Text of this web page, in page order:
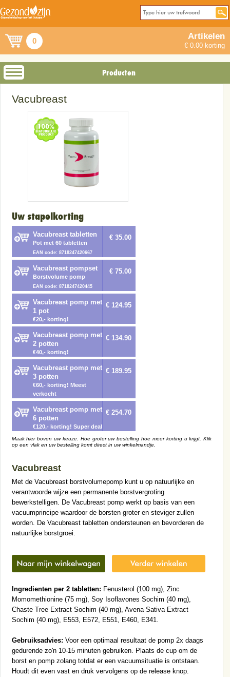
0 Artikelen
€ 0.00 korting
Producten
Vacubreast
Uw stapelkorting
Vacubreast tabletten
Pot met 60 tabletten
EAN code: 8718247420667
€ 35.00
Vacubreast pompset
Borstvolume pomp
EAN code: 8718247420445
€ 75.00
Vacubreast pomp met
1 pot
€20,- korting!
€ 124.95
Vacubreast pomp met
2 potten
€40,- korting!
€ 134.90
Vacubreast pomp met
3 potten
€60,- korting! Meest
verkocht
€ 189.95
Vacubreast pomp met
6 potten
€120,- korting! Super deal
€ 254.70
Maak hier boven uw keuze. Hoe groter uw bestelling hoe meer korting u krijgt. Klik
op een vlak en uw bestelling komt direct in uw winkelmandje.
Vacubreast
Met de Vacubreast borstvolumepomp kunt u op natuurlijke en
verantwoorde wijze een permanente borstvergroting
bewerkstelligen. De Vacubreast pomp werkt op basis van een
vacuumprincipe waardoor de borsten groter en steviger zullen
worden. De Vacubreast tabletten ondersteunen en bevorderen de
natuurlijke borstgroei.
Ingredienten per 2 tabletten: Fenusterol (100 mg), Zinc
Momomethionine (75 mg), Soy Isoflavones Sochim (40 mg),
Chaste Tree Extract Sochim (40 mg), Avena Sativa Extract
Sochim (40 mg), E553, E572, E551, E460, E341.
Gebruiksadvies: Voor een optimaal resultaat de pomp 2x daags
gedurende zo'n 10-15 minuten gebruiken. Plaats de cup om de
borst en pomp zolang totdat er een vacuumsituatie is ontstaan.
Houdt dit even vast en druk vervolgens op de release knop.